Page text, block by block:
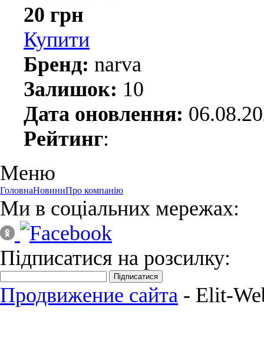
20 грн
Купити
Бренд: narva
Залишок: 10
Дата оновлення:
Рейтинг:
Меню
ГоловнаНовиниПро компанію
Ми в соціальних мережах:
Підписатися на розсилку:
Підписатися
Продвижение сайта - Elit-